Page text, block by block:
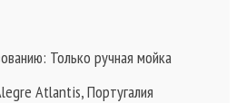
Только ручная мойка
Atlantis, Португалия